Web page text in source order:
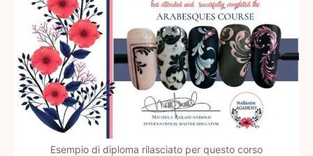
Esempio di diploma rilasciato per questo corso